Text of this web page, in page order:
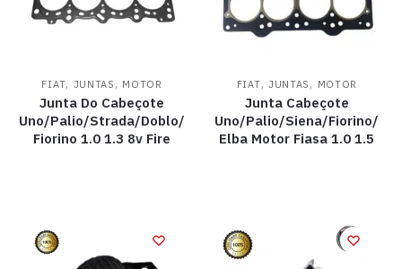
FIAT, JUNTAS , MOTOR
Junta Do Cabeçote
Uno/Palio/Strada/Doblo/
Fiorino 1.0 1.3 8v Fire
FIAT, JUNTAS , MOTOR
Junta Cabeçote
Uno/Palio/Siena/Fiorino/
Elba Motor Fiasa 1.0 1.5